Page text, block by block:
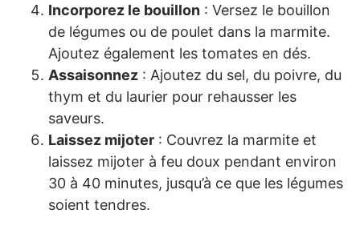
Incorporez le bouillon : Versez le bouillon
de légumes ou de poulet dans la marmite.
Ajoutez également les tomates en dés.
Assaisonnez : Ajoutez du sel, du poivre, du
thym et du laurier pour rehausser les
saveurs.
Laissez mijoter : Couvrez la marmite et
laissez mijoter à feu doux pendant environ
30 à 40 minutes, jusqu’à ce que les légumes
soient tendres.